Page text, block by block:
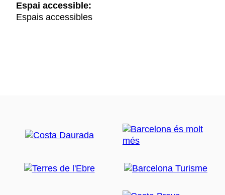
Espai accessible:
Espais accessibles